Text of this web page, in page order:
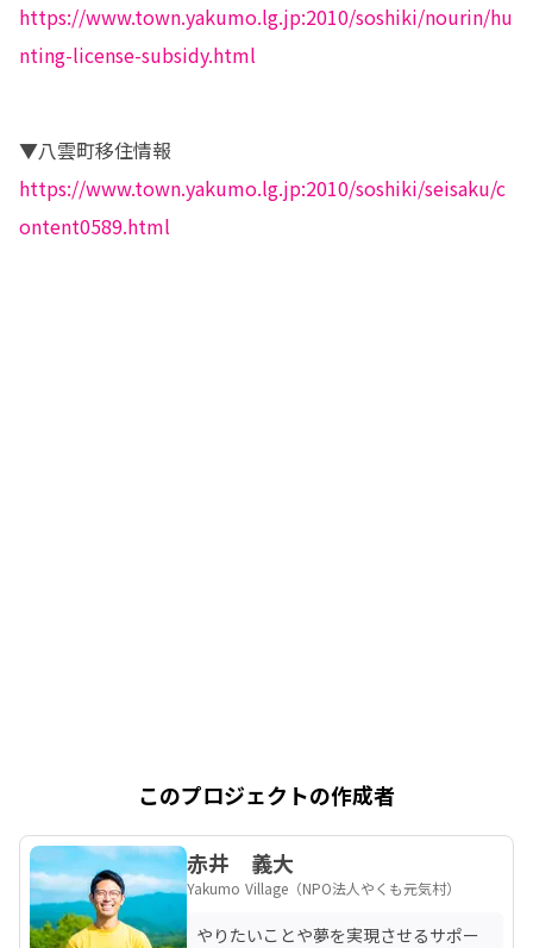
https://www.town.yakumo.lg.jp:2010/soshiki/nourin/hu
nting-license-subsidy.html
https://www.town.yakumo.lg.jp:2010/soshiki/seisaku/c
ontent0589.html
このプロジェクトの作成者
赤井 義大
Yakumo Village（NPO法人やくも元気村）
やりたいことや夢を実現させるサポー